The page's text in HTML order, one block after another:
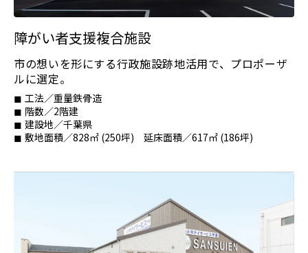
障がい者支援複合施設
市の想いを形にする行政施設跡地活用で、プロポーザ
ルに選定。
工法／重量鉄骨造
階数／2階建
建設地／千葉県
敷地面積／828㎡ (250坪) 延床面積／617㎡ (186坪)